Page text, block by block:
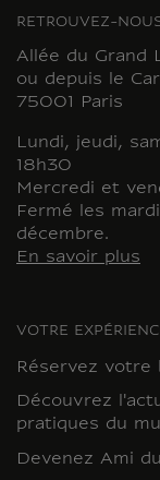
RETROUVEZ-
Allée du Grand
ou depuis le
75001 Paris
Lundi, jeudi,
18h30
Mercredi et
Fermé les
décembre.
En savoir plus
VOTRE
Réservez votre
Découvrez
pratiques du
Devenez Ami